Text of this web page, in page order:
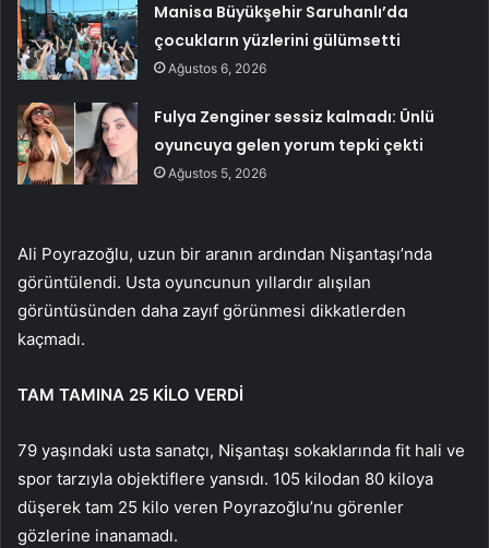
Manisa Büyükşehir Saruhanlı’da
çocukların yüzlerini gülümsetti
Ağustos 6, 2026
Fulya Zenginer sessiz kalmadı: Ünlü
oyuncuya gelen yorum tepki çekti
Ağustos 5, 2026
Ali Poyrazoğlu, uzun bir aranın ardından Nişantaşı’nda
görüntülendi. Usta oyuncunun yıllardır alışılan
görüntüsünden daha zayıf görünmesi dikkatlerden
kaçmadı.
TAM TAMINA 25 KİLO VERDİ
79 yaşındaki usta sanatçı, Nişantaşı sokaklarında fit hali ve
spor tarzıyla objektiflere yansıdı. 105 kilodan 80 kiloya
düşerek tam 25 kilo veren Poyrazoğlu’nu görenler
gözlerine inanamadı.